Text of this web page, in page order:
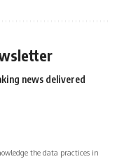
news delivered
the data practices in